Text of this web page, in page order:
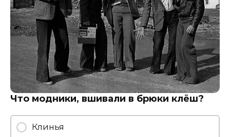
Что модники, вшивали в брюки клёш?
Клинья